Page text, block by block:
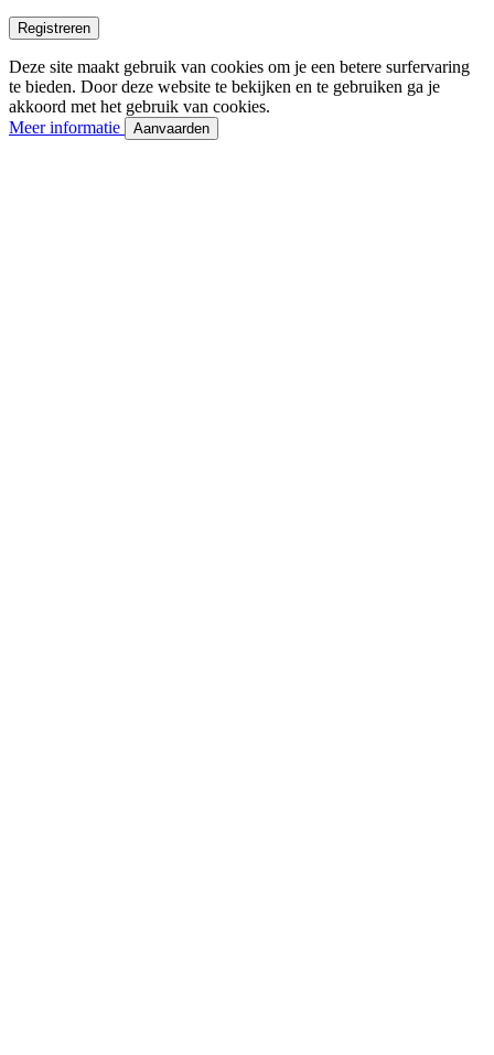
Registreren
Deze site maakt gebruik van cookies om je een betere surfervaring
te bieden. Door deze website te bekijken en te gebruiken ga je
akkoord met het gebruik van cookies.
Meer informatie
Aanvaarden